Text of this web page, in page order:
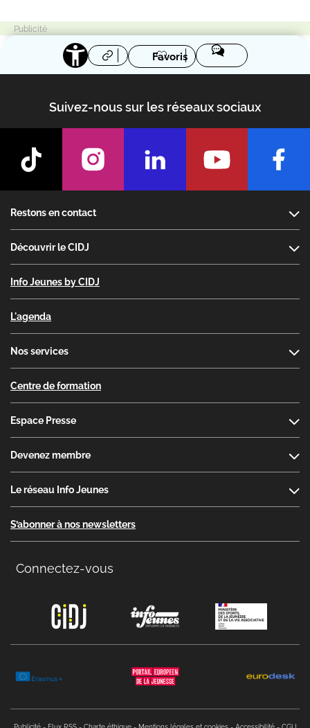
Favoris
Suivez-nous sur les réseaux sociaux
Restons en contact
Découvrir le CIDJ
Info Jeunes by CIDJ
L'agenda
Nos services
Centre de formation
Espace Presse
Devenez membre
Le réseau Info Jeunes
S’abonner à nos newsletters
Connectez-vous